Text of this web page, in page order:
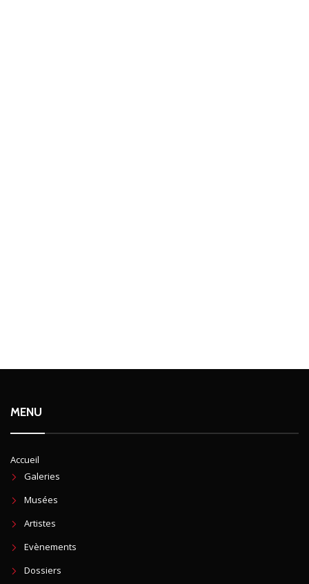
MENU
Accueil
Galeries
Musées
Artistes
Evènements
Dossiers